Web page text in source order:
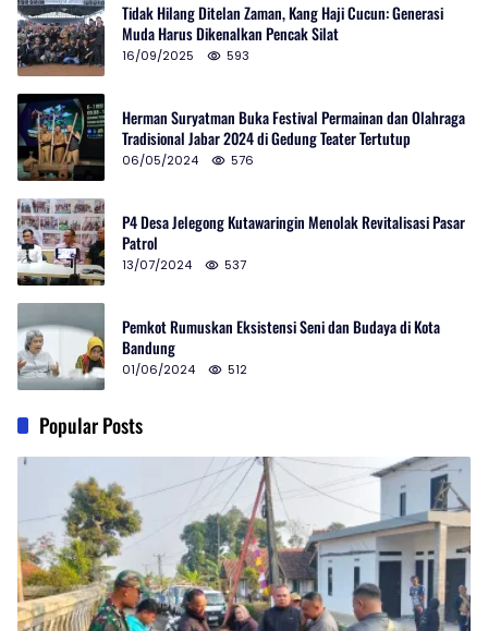
Tidak Hilang Ditelan Zaman, Kang Haji Cucun: Generasi
Muda Harus Dikenalkan Pencak Silat
16/09/2025 593
Herman Suryatman Buka Festival Permainan dan Olahraga
Tradisional Jabar 2024 di Gedung Teater Tertutup
06/05/2024 576
P4 Desa Jelegong Kutawaringin Menolak Revitalisasi Pasar
Patrol
13/07/2024 537
Pemkot Rumuskan Eksistensi Seni dan Budaya di Kota
Bandung
01/06/2024 512
Popular Posts